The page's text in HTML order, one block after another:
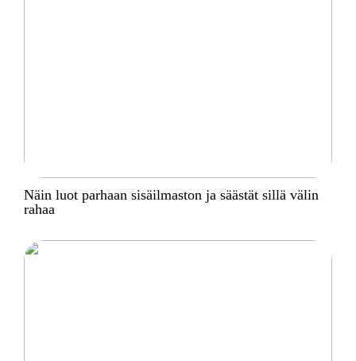
Näin luot parhaan sisäilmaston ja säästät sillä välin
rahaa